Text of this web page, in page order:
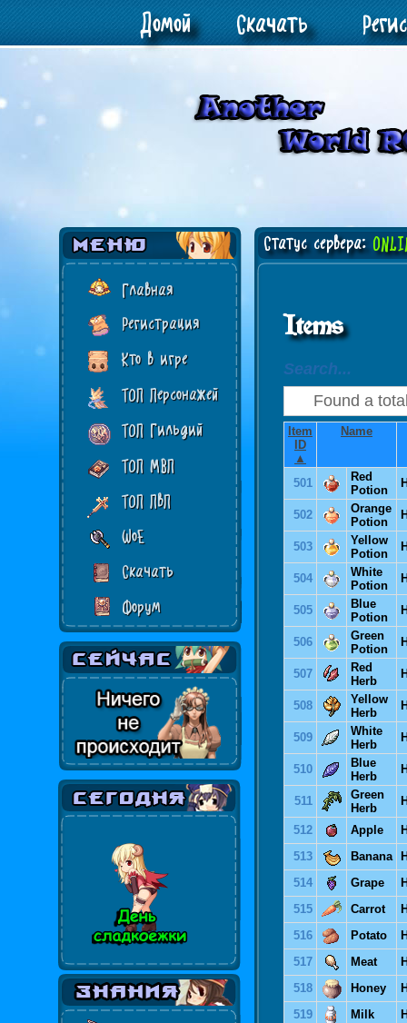
Домой Скачать
Главная
Регистрация
Кто в игре
ТОП Персонажей
ТОП Гильдий
ТОП МВП
ТОП ПвП
WoE
Скачать
Форум
Статус сервера:
Items
Search...
Found a
Item
ID
▲
Name
501
Red
Potion
502
Orange
Potion
503
Yellow
Potion
504
White
Potion
505
Blue
Potion
506
Green
Potion
507
Red
Herb
508
Yellow
Herb
509
White
Herb
510
Blue
Herb
511
Green
Herb
512 Apple
513
Banana
514
Grape
515
Carrot
516
Potato
517
Meat
518
Honey
519
Milk